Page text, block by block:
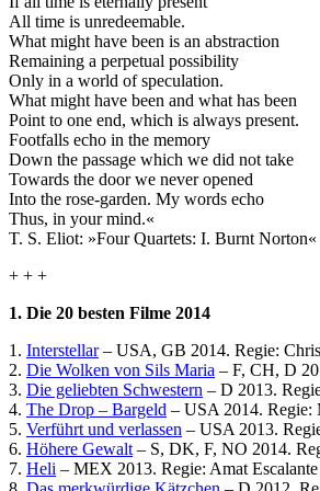
All time is unredeemable.
What might have been is an abstraction
Remaining a perpetual possibility
Only in a world of speculation.
What might have been and what has been
Point to one end, which is always present.
Footfalls echo in the memory
Down the passage which we did not take
Towards the door we never opened
Into the rose-garden. My words echo
Thus, in your mind.«
T. S. Eliot: »Four Quartets: I. Burnt Norton«
+ + +
1. Die 20 besten Filme 2014
1. Inter­stellar– USA, GB 2014. Regie:
2. Die Wolken von Sils Maria – F, CH, D
3. Die geliebten Schwes­tern – D 2013.
4. The Drop – Bargeld – USA 2014. Regie:
5. Verführt und verlassen – USA 2013.
6. Höhere Gewalt – S, DK, F, NO 2014.
7. Heli – MEX 2013. Regie: Amat Escalante